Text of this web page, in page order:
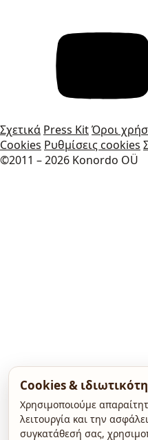
Σχετικά Press KitΌροι
Cookies Ρυθμίσεις cookies
©2011 – 2026 Konordo OÜ
Cookies &
Χρησιμοποιούμε
λειτουργία και την
συγκατάθεσή σας,